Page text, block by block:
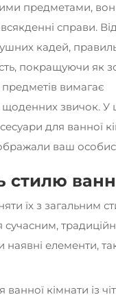
предметами,
справи.
кадей,
покращуючи як
вимагає
щоденних звичок. У
для ванної
ваш
стилю
їх з загальним
сучасним,
елементи,
ванної кімнати із